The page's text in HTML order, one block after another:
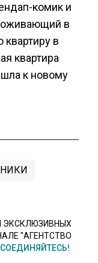
комик и
в
в
квартира
к новому
ЭКСКЛЮЗИВНЫХ
"АГЕНТСТВО